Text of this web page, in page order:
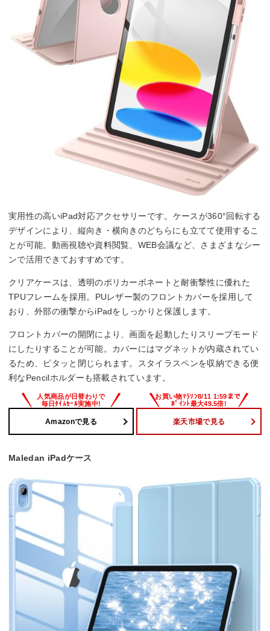
実用性の高いiPad対応アクセサリーです。ケースが360°回転する
デザインにより、縦向き・横向きのどちらにも立てて使用するこ
とが可能。動画視聴や資料閲覧、WEB会議など、さまざまなシー
ンで活用できておすすめです。
クリアケースは、透明のポリカーボネートと耐衝撃性に優れた
TPUフレームを採用。PUレザー製のフロントカバーを採用して
おり、外部の衝撃からiPadをしっかりと保護します。
フロントカバーの開閉により、画面を起動したりスリープモード
にしたりすることが可能。カバーにはマグネットが内蔵されてい
るため、ピタッと閉じられます。スタイラスペンを収納できる便
利なPencilホルダーも搭載されています。
Amazonで見る 楽天市場で見る
Maledan iPadケース